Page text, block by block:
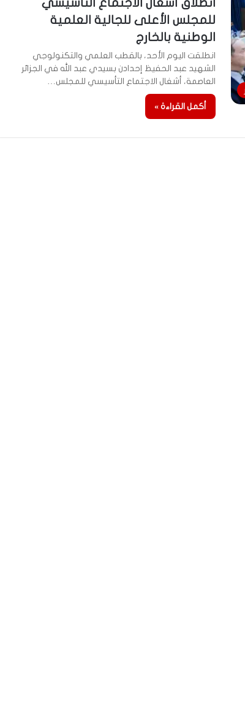
انطلاق أشغال الاجتماع التأسيسي
للمجلس الأعلى للجالية العلمية
الوطنية بالخارج
انطلقت اليوم الأحد، بالقطب العلمي والتكنولوجي
الشهيد عبد الحفيظ إحدادن بسيدي عبد الله في الجزائر
العاصمة، أشغال الاجتماع التأسيسي للمجلس…
أكمل القراءة »